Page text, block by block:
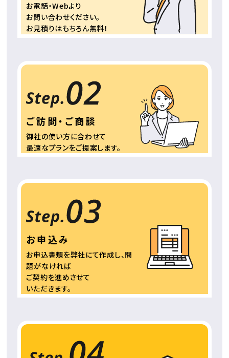
お電話・Webより
お問い合わせください。
お見積りはもちろん無料！
ご訪問・ご商談
御社の使い方に合わせて
最適なプランをご提案します。
お申込み
お申込書類を弊社にて作成し、問
題がなければ
ご契約を進めさせて
いただきます。